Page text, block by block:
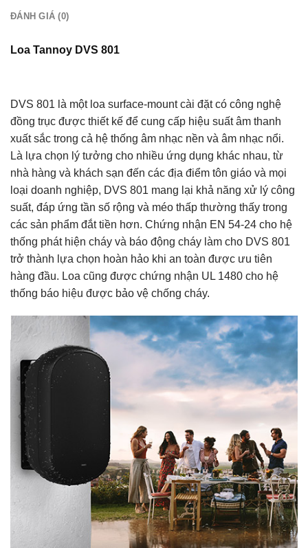
ĐÁNH GIÁ (0)
Loa Tannoy DVS 801
DVS 801 là một loa surface-mount cài đặt có công nghệ
đồng trục được thiết kế để cung cấp hiệu suất âm thanh
xuất sắc trong cả hệ thống âm nhạc nền và âm nhạc nổi.
Là lựa chọn lý tưởng cho nhiều ứng dụng khác nhau, từ
nhà hàng và khách sạn đến các địa điểm tôn giáo và mọi
loại doanh nghiệp, DVS 801 mang lại khả năng xử lý công
suất, đáp ứng tần số rộng và méo thấp thường thấy trong
các sản phẩm đắt tiền hơn. Chứng nhận EN 54-24 cho hệ
thống phát hiện cháy và báo động cháy làm cho DVS 801
trở thành lựa chọn hoàn hảo khi an toàn được ưu tiên
hàng đầu. Loa cũng được chứng nhận UL 1480 cho hệ
thống báo hiệu được bảo vệ chống cháy.